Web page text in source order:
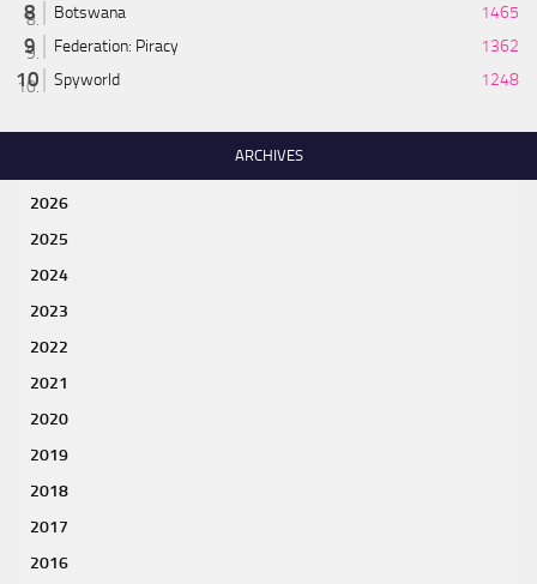
Botswana
1465
Federation: Piracy
1362
Spyworld
1248
ARCHIVES
2026
2025
2024
2023
2022
2021
2020
2019
2018
2017
2016